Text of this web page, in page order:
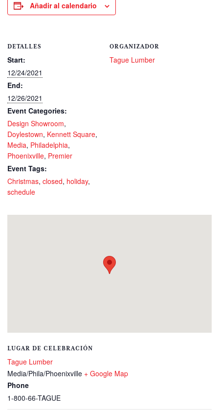
Añadir al calendario
DETALLES
Start:
12/24/2021
End:
12/26/2021
Event Categories:
Design Showroom,
Doylestown, Kennett Square,
Media, Philadelphia,
Phoenixville, Premier
Event Tags:
Christmas, closed, holiday,
schedule
ORGANIZADOR
Tague Lumber
LUGAR DE CELEBRACIÓN
Tague Lumber
Media/Phila/Phoenixville + Google Map
Phone
1-800-66-TAGUE